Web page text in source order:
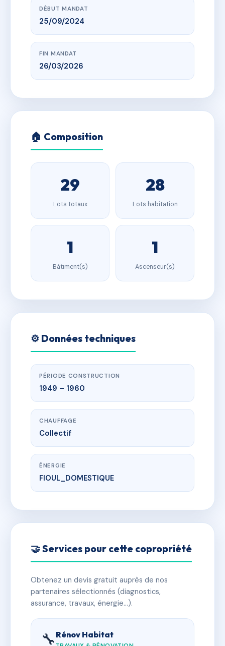
DÉBUT MANDAT
25/09/2024
FIN MANDAT
26/03/2026
🏠 Composition
29
Lots totaux
28
Lots habitation
1
Bâtiment(s)
1
Ascenseur(s)
⚙️ Données techniques
PÉRIODE CONSTRUCTION
1949 – 1960
CHAUFFAGE
Collectif
ÉNERGIE
FIOUL_DOMESTIQUE
🤝 Services pour cette copropriété
Obtenez un devis gratuit auprès de nos
partenaires sélectionnés (diagnostics,
assurance, travaux, énergie…).
🔧 Rénov Habitat